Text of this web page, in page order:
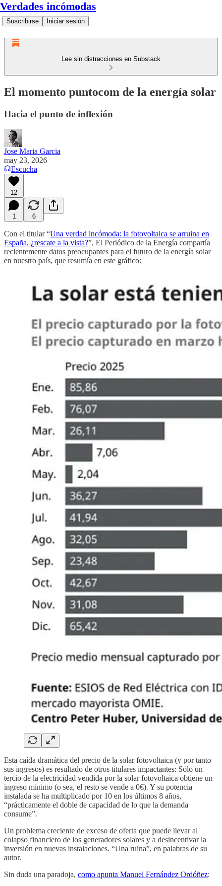
Verdades incómodas
Suscribirse Iniciar sesión
Lee sin distracciones en Substack
El momento puntocom de la energía solar
Hacia el punto de inflexión
Jose Maria Garcia
may 23, 2026
Escucha
12
1 6
Con el titular “Una verdad incómoda: la fotovoltaica se arruina en
España, ¿rescate a la vista?”, El Periódico de la Energía compartía
recientemente datos preocupantes para el futuro de la energía solar
en nuestro país, que resumía en este gráfico:
Esta caída dramática del precio de la solar fotovoltaica (y por tanto
sus ingresos) es resultado de otros titulares impactantes: Sólo un
tercio de la electricidad vendida por la solar fotovoltaica obtiene un
ingreso mínimo (o sea, el resto se vende a 0€). Y su potencia
instalada se ha multiplicado por 10 en los últimos 8 años,
“prácticamente el doble de capacidad de lo que la demanda
consume”.
Un problema creciente de exceso de oferta que puede llevar al
colapso financiero de los generadores solares y a desincentivar la
inversión en nuevas instalaciones. “Una ruina”, en palabras de su
autor.
Sin duda una paradoja, como apunta Manuel Fernández Ordóñez: